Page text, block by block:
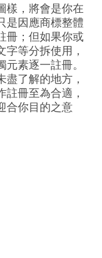
樣，將會是你在
是因應商標整體
冊；但如果你或
等分拆使用，
素逐一註冊。
了解的地方，
冊至為合適，
合你目的之意